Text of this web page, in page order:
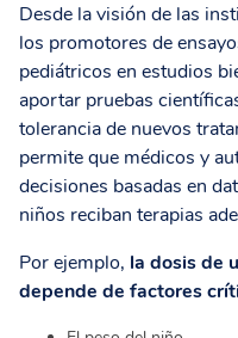
Desde la visión de las
los promotores de
pediátricos en estudios
aportar pruebas
tolerancia de nuevos
permite que médicos y
decisiones basadas en
niños reciban terapias
Por ejemplo, la dosis de
depende de factores